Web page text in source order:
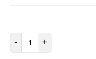
- Počet položiek
+